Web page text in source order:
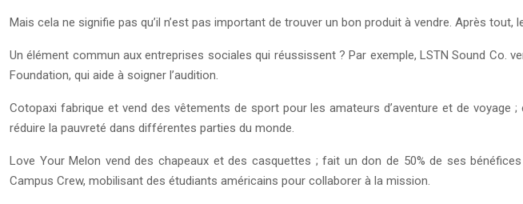
Mais cela ne signifie pas qu’il n’est pas important de trouver un bon produit à vendre. Après
Un élément commun aux entreprises sociales qui réussissent ? Par exemple, LSTN Sound Co.
Foundation, qui aide à soigner l’audition.
Cotopaxi fabrique et vend des vêtements de sport pour les amateurs d’aventure et de
réduire la pauvreté dans différentes parties du monde.
Love Your Melon vend des chapeaux et des casquettes ; fait un don de 50% de ses
Campus Crew, mobilisant des étudiants américains pour collaborer à la mission.